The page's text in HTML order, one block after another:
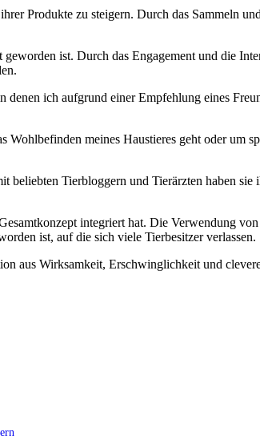
Produkte zu steigern. Durch das Sammeln
ist. Durch das Engagement und die
ich aufgrund einer Empfehlung eines
meines Haustieres geht oder um
Tierbloggern und Tierärzten haben
integriert hat. Die Verwendung
ist, auf die sich viele Tierbesitzer verlassen.
aus Wirksamkeit, Erschwinglichkeit und